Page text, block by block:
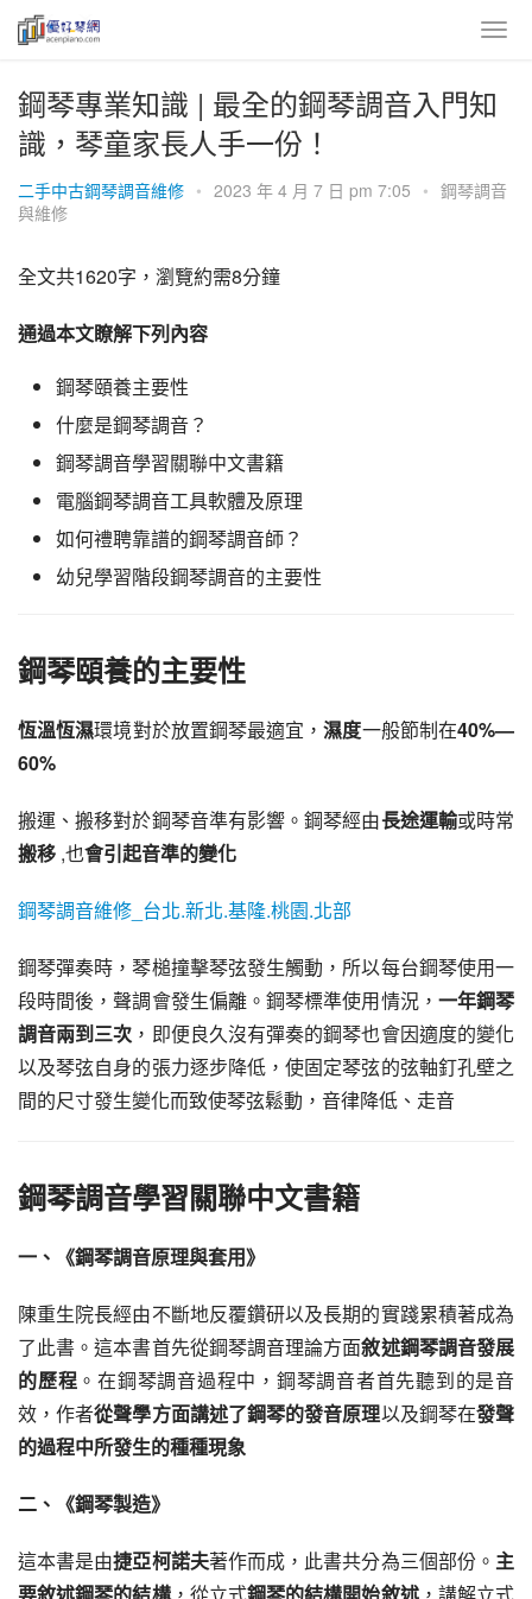
鋼琴專業知識 | 最全的鋼琴調音入門知
識，琴童家長人手一份！
二手中古鋼琴調音維修 • 2023 年 4 月 7 日 pm 7:05 • 鋼琴調音
與維修
全文共1620字，瀏覽約需8分鐘
通過本文瞭解下列內容
鋼琴頤養主要性
什麼是鋼琴調音？
鋼琴調音學習關聯中文書籍
電腦鋼琴調音工具軟體及原理
如何禮聘靠譜的鋼琴調音師？
幼兒學習階段鋼琴調音的主要性
鋼琴頤養的主要性
恆溫恆濕環境對於放置鋼琴最適宜，濕度一般節制在40%—
60%
搬運、搬移對於鋼琴音準有影響。鋼琴經由長途運輸或時常
搬移 ,也會引起音準的變化
鋼琴調音維修_台北.新北.基隆.桃園.北部
鋼琴彈奏時，琴槌撞擊琴弦發生觸動，所以每台鋼琴使用一
段時間後，聲調會發生偏離。鋼琴標準使用情況， 一年鋼琴
調音兩到三次 ，即便良久沒有彈奏的鋼琴也會因適度的變化
以及琴弦自身的張力逐步降低，使固定琴弦的弦軸釘孔壁之
間的尺寸發生變化而致使琴弦鬆動，音律降低、走音
鋼琴調音學習關聯中文書籍
一、《鋼琴調音原理與套用》
陳重生院長經由不斷地反覆鑽研以及長期的實踐累積著成為
了此書。這本書首先從鋼琴調音理論方面敘述鋼琴調音發展
的歷程 。在鋼琴調音過程中，鋼琴調音者首先聽到的是音
效，作者從聲學方面講述了鋼琴的發音原理以及鋼琴在發聲
的過程中所發生的種種現象
二、《鋼琴製造》
這本書是由捷亞柯諾夫著作而成，此書共分為三個部份。 主